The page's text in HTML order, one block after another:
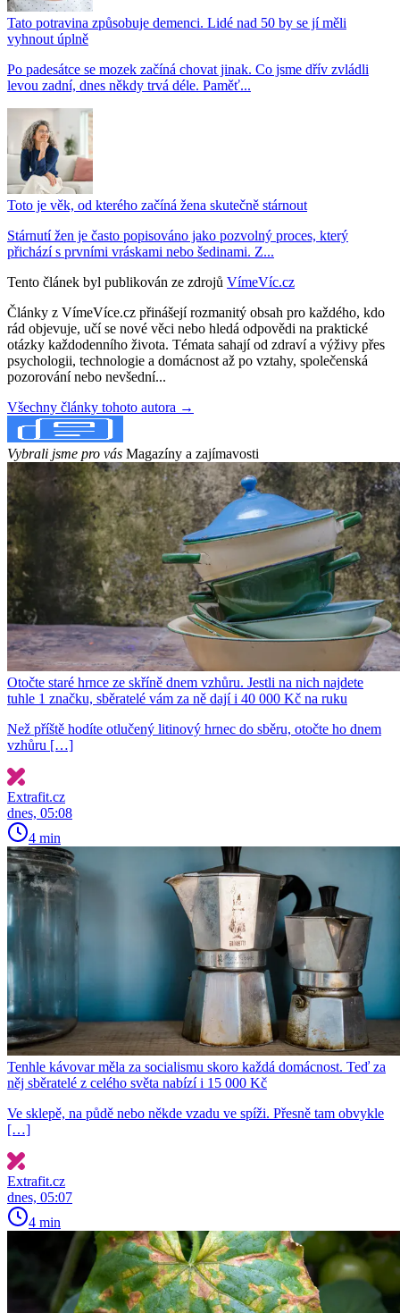
Tato potravina způsobuje demenci. Lidé nad 50 by se jí měli
vyhnout úplně
Po padesátce se mozek začíná chovat jinak. Co jsme dřív zvládli
levou zadní, dnes někdy trvá déle. Paměť...
Toto je věk, od kterého začíná žena skutečně stárnout
Stárnutí žen je často popisováno jako pozvolný proces, který
přichází s prvními vráskami nebo šedinami. Z...
Tento článek byl publikován ze zdrojů VímeVíc.cz
Články z VímeVíce.cz přinášejí rozmanitý obsah pro každého, kdo
rád objevuje, učí se nové věci nebo hledá odpovědi na praktické
otázky každodenního života. Témata sahají od zdraví a výživy přes
psychologii, technologie a domácnost až po vztahy, společenská
pozorování nebo nevšední...
Všechny články tohoto autora →
Vybrali jsme pro vás Magazíny a zajímavosti
Otočte staré hrnce ze skříně dnem vzhůru. Jestli na nich najdete
tuhle 1 značku, sběratelé vám za ně dají i 40 000 Kč na ruku
Než příště hodíte otlučený litinový hrnec do sběru, otočte ho dnem
vzhůru […]
Extrafit.cz
dnes, 05:08
4 min
Tenhle kávovar měla za socialismu skoro každá domácnost. Teď za
něj sběratelé z celého světa nabízí i 15 000 Kč
Ve sklepě, na půdě nebo někde vzadu ve spíži. Přesně tam obvykle
[…]
Extrafit.cz
dnes, 05:07
4 min